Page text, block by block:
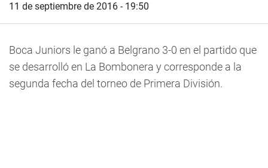
11 de septiembre de 2016 - 19:50
Boca Juniors le ganó a Belgrano 3-0 en el partido que
se desarrolló en La Bombonera y corresponde a la
segunda fecha del torneo de Primera División.